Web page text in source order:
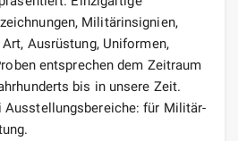
Militärinsignien,
Ausrüstung, Uniformen,
entsprechen dem Zeitraum
bis in unsere Zeit.
Ausstellungsbereiche: für Militär-